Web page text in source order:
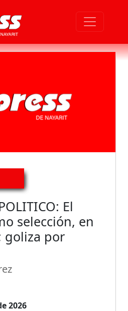
El
selección, en
por
2026